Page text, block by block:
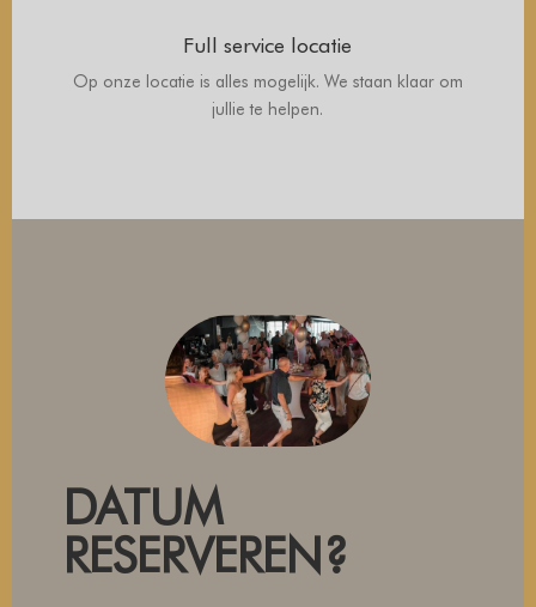
Full service locatie
Op onze locatie is alles mogelijk. We staan klaar om
jullie te helpen.
DATUM
RESERVEREN?